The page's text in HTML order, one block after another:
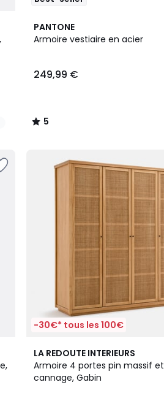
PANTONE
Armoire vestiaire en acier
249,99 €
5
/
4
Couleurs
5
/
-30€* tous les 100€
LA REDOUTE INTERIEURS
Armoire 4 portes pin massif et
cannage, Gabin
3
/
5